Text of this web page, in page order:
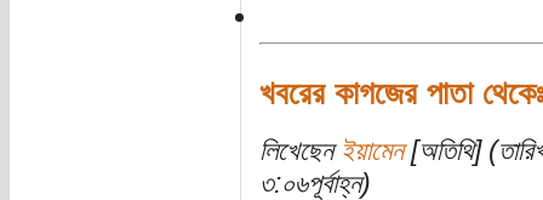
খবরের কাগজের পাতা
লিখেছেন ইয়ামেন[অতিথি]
৩:০৬পূর্বাহ্ন)